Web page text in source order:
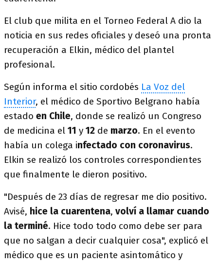
El club que milita en el Torneo Federal A dio la
noticia en sus redes oficiales y deseó una pronta
recuperación a Elkin, médico del plantel
profesional.
Según informa el sitio cordobés La Voz del
Interior, el médico de Sportivo Belgrano había
estado en Chile, donde se realizó un Congreso
de medicina el 11 y 12 de marzo. En el evento
había un colega infectado con coronavirus.
Elkin se realizó los controles correspondientes
que finalmente le dieron positivo.
"Después de 23 días de regresar me dio positivo.
Avisé, hice la cuarentena, volví a llamar cuando
la terminé. Hice todo todo como debe ser para
que no salgan a decir cualquier cosa", explicó el
médico que es un paciente asintomático y